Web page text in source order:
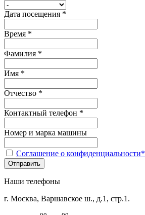
Дата посещения *
Время *
Фамилия *
Имя *
Отчество *
Контактный телефон *
Номер и марка машины
Соглашение о конфиденциальности*
Наши телефоны
г. Москва, Варшавское ш., д.1, стр.1.